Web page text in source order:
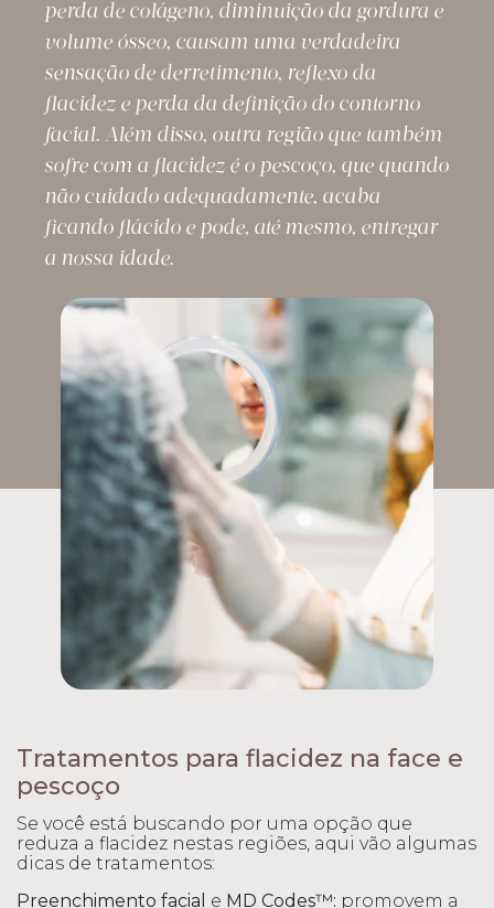
perda de colágeno, diminuição da gordura e
volume ósseo, causam uma verdadeira
sensação de derretimento, reflexo da
flacidez e perda da definição do contorno
facial. Além disso, outra região que também
sofre com a flacidez é o pescoço, que quando
não cuidado adequadamente, acaba
ficando flácido e pode, até mesmo, entregar
a nossa idade.
Tratamentos para flacidez na face e
pescoço
Se você está buscando por uma opção que
reduza a flacidez nestas regiões, aqui vão algumas
dicas de tratamentos:
Preenchimento facial e MD Codes™: promovem a